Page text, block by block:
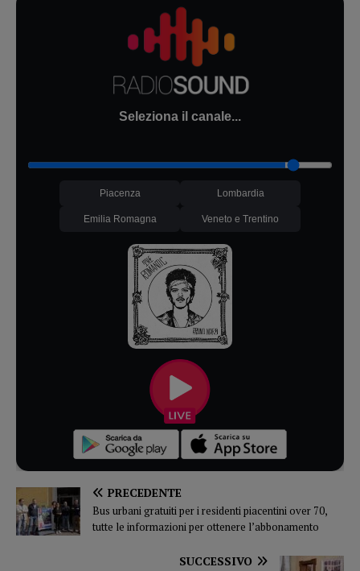
Seleziona il canale...
Piacenza Lombardia
Emilia Romagna Veneto e Trentino
PRECEDENTE
Bus urbani gratuiti per i residenti piacentini over 70,
tutte le informazioni per ottenere l’abbonamento
SUCCESSIVO